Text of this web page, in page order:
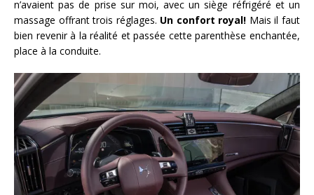
n’avaient pas de prise sur moi, avec un siège réfrigéré et un
massage offrant trois réglages. Un confort royal! Mais il faut
bien revenir à la réalité et passée cette parenthèse enchantée,
place à la conduite.